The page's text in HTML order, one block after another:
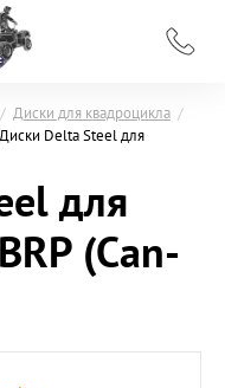
/ Диски для квадроцикла /
Диски Delta Steel для
для
(Can-